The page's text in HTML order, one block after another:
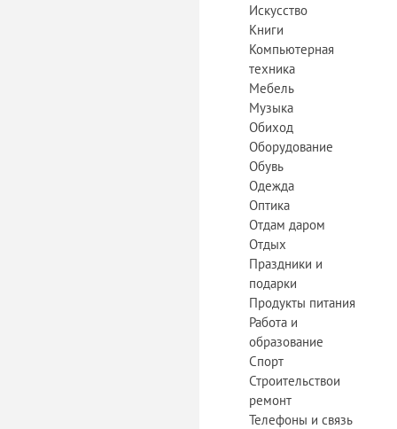
Искусство
Книги
Компьютерная
техника
Мебель
Музыка
Обиход
Оборудование
Обувь
Одежда
Оптика
Отдам даром
Отдых
Праздники и
подарки
Продукты питания
Работа и
образование
Спорт
Строительствои
ремонт
Телефоны и связь